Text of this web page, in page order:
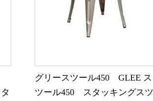
グリースツール450 GLEE ス
ツール450 スタッキングスツ